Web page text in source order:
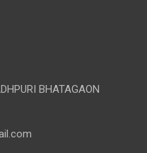
BHATAGAON